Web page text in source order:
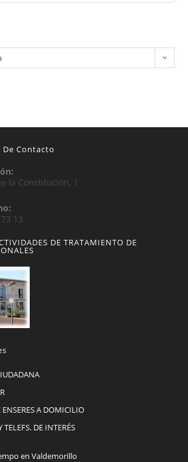
Contacto
la Constitución, 1
13
DE TRATAMIENTO DE
ENSERES A DOMICILIO
TELEFS. DE INTERÉS
en Valdemorillo